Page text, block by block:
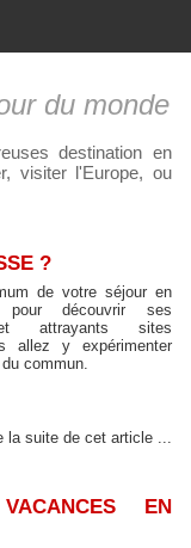
du monde
destination en
visiter l'Europe, ou
?
de votre séjour en
pour découvrir ses
et attrayants sites
allez y expérimenter
commun.
la suite de cet article ...
EN